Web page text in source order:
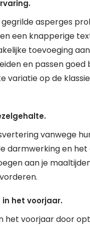
asperges
een knapperige
toevoeging
en passen goed
variatie op de
vanwege
darmwerking en
aan je
het voorjaar.
het voorjaar door